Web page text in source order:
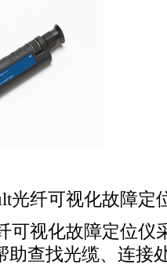
光纤可视化故障定
可视化故障定位
助查找光缆、连接